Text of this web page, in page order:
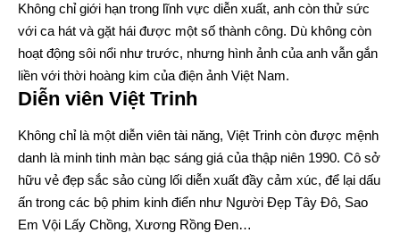
Không chỉ giới hạn trong lĩnh vực diễn xuất, anh còn thử sức
với ca hát và gặt hái được một số thành công. Dù không còn
hoạt động sôi nổi như trước, nhưng hình ảnh của anh vẫn gắn
liền với thời hoàng kim của điện ảnh Việt Nam.
Diễn viên Việt Trinh
Không chỉ là một diễn viên tài năng, Việt Trinh còn được mệnh
danh là minh tinh màn bạc sáng giá của thập niên 1990. Cô sở
hữu vẻ đẹp sắc sảo cùng lối diễn xuất đầy cảm xúc, để lại dấu
ấn trong các bộ phim kinh điển như Người Đẹp Tây Đô, Sao
Em Vội Lấy Chồng, Xương Rồng Đen…